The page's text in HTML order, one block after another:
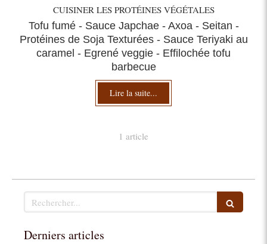
CUISINER LES PROTÉINES VÉGÉTALES
Tofu fumé - Sauce Japchae - Axoa - Seitan -
Protéines de Soja Texturées - Sauce Teriyaki au
caramel - Egrené veggie - Effilochée tofu
barbecue
Lire la suite...
1 article
Rechercher
Derniers articles